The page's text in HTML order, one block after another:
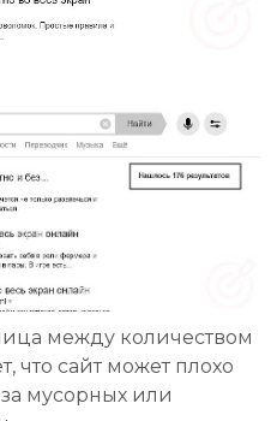
между количеством
что сайт может плохо
мусорных или